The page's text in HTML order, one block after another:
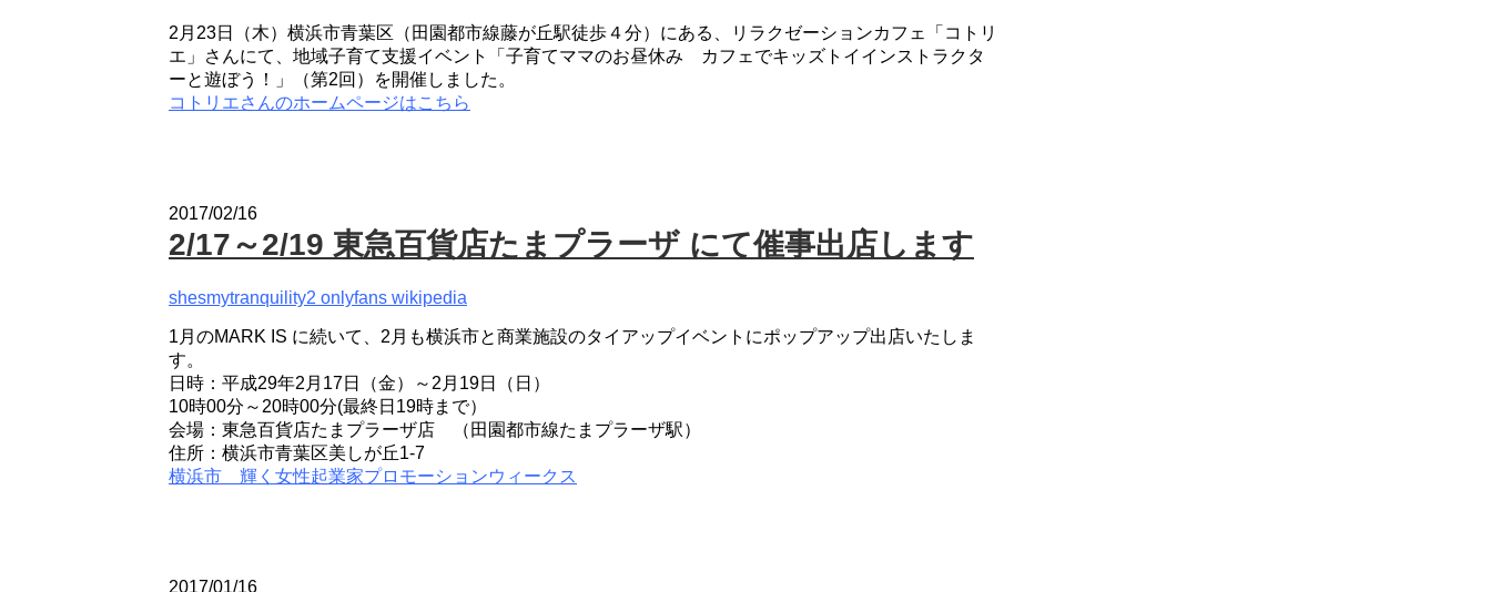
2月23日（木）横浜市青葉区（田園都市線藤が丘駅徒歩４分）にある、リラクゼーションカフェ「コトリ
エ」さんにて、地域子育て支援イベント「子育てママのお昼休み カフェでキッズトイインストラクタ
ーと遊ぼう！」（第2回）を開催しました。
コトリエさんのホームページはこちら
2017/02/16
2/17～2/19 東急百貨店たまプラーザ にて催事出店します
shesmytranquility2 onlyfans wikipedia
1月のMARK IS に続いて、2月も横浜市と商業施設のタイアップイベントにポップアップ出店いたしま
す。
日時：平成29年2月17日（金）～2月19日（日）
10時00分～20時00分(最終日19時まで）
会場：東急百貨店たまプラーザ店 （田園都市線たまプラーザ駅）
住所：横浜市青葉区美しが丘1-7
横浜市 輝く女性起業家プロモーションウィークス
2017/01/16